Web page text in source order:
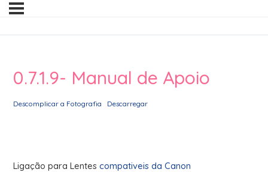
0.7.1.9- Manual de Apoio
Descomplicar a Fotografia Descarregar
Ligação para Lentes compativeis da Canon